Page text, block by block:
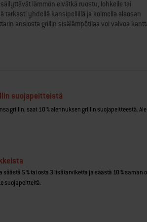
lämmön eivätkä ruostu, lohkeile tai
tarkasti yhdellä kansipellillä ja kolmella alaosan
ansiosta grillin sisälämpötilaa voi valvoa
siistinä. Ajaton klassikko on helppo rullata
eikä ruostu
alaosan ilmanvaihtoaukoilla
tarkkaan lämmönsäätöön
lämpömittarista
säänkestävän pyörän avulla
kahvat
suojapeitteistä
grillin, saat 10 % alennuksen grillin suojapeitteestä.
säästä 5 % tai osta 3 lisätarviketta ja säästä 10 % saman
suojapeitteitä.